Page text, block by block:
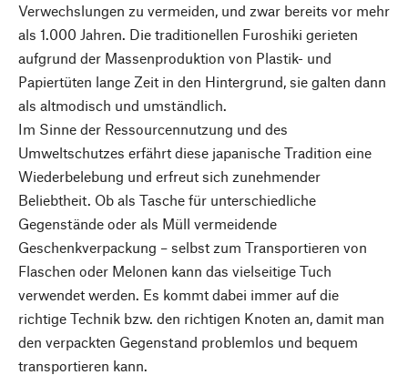
Verwechslungen zu vermeiden, und zwar bereits vor mehr
als 1.000 Jahren. Die traditionellen Furoshiki gerieten
aufgrund der Massenproduktion von Plastik- und
Papiertüten lange Zeit in den Hintergrund, sie galten dann
als altmodisch und umständlich.
Im Sinne der Ressourcennutzung und des
Umweltschutzes erfährt diese japanische Tradition eine
Wiederbelebung und erfreut sich zunehmender
Beliebtheit. Ob als Tasche für unterschiedliche
Gegenstände oder als Müll vermeidende
Geschenkverpackung – selbst zum Transportieren von
Flaschen oder Melonen kann das vielseitige Tuch
verwendet werden. Es kommt dabei immer auf die
richtige Technik bzw. den richtigen Knoten an, damit man
den verpackten Gegenstand problemlos und bequem
transportieren kann.